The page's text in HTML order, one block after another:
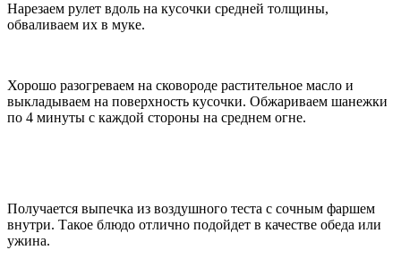
Нарезаем рулет вдоль на кусочки средней толщины,
обваливаем их в муке.
Хорошо разогреваем на сковороде растительное масло и
выкладываем на поверхность кусочки. Обжариваем шанежки
по 4 минуты с каждой стороны на среднем огне.
Получается выпечка из воздушного теста с сочным фаршем
внутри. Такое блюдо отлично подойдет в качестве обеда или
ужина.